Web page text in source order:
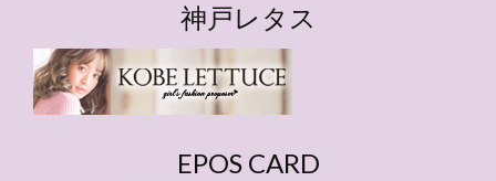
ー
神戸レタス
EPOS CARD